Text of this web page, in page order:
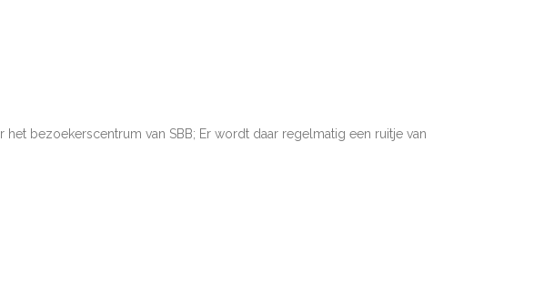
bezoekerscentrum van SBB; Er wordt daar regelmatig een ruitje van